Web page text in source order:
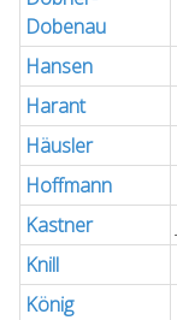
Dobenau
Hansen
Harant
Häusler
Hoffmann
Kastner
Knill
König